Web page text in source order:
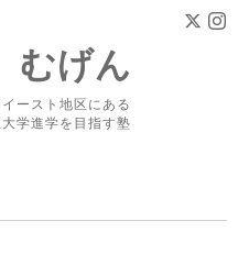
げん
ースト地区にある
学進学を目指す塾